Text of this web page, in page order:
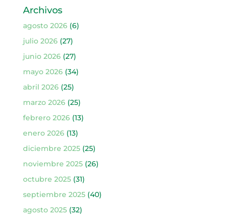
Archivos
agosto 2026(6)
julio 2026(27)
junio 2026(27)
mayo 2026(34)
abril 2026(25)
marzo 2026(25)
febrero 2026(13)
enero 2026(13)
diciembre 2025(25)
noviembre 2025(26)
octubre 2025(31)
septiembre 2025(40)
agosto 2025(32)